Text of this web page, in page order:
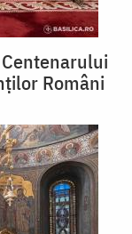
Români